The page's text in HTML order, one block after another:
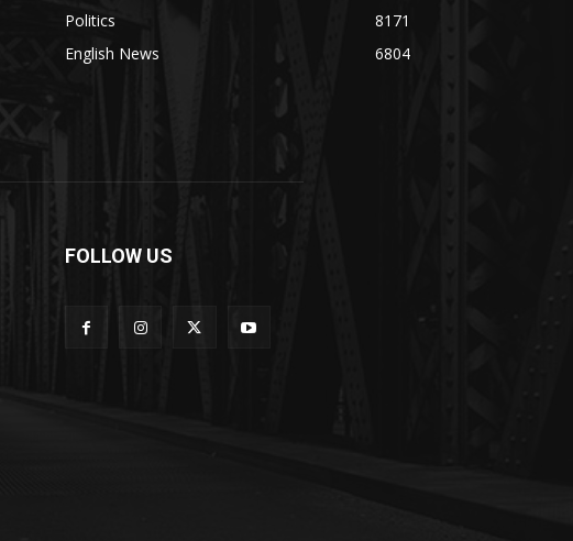
Politics
8171
English News
6804
FOLLOW US